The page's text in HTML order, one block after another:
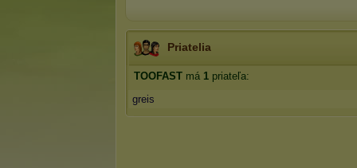
Priatelia
TOOFAST má 1 priateľa:
greis